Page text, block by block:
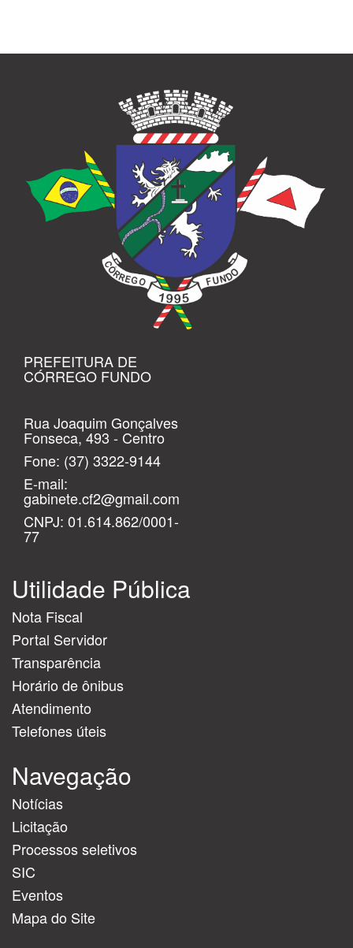
PREFEITURA DE
CÓRREGO FUNDO
Rua Joaquim Gonçalves
Fonseca, 493 - Centro
Fone: (37) 3322-9144
E-mail:
gabinete.cf2@gmail.com
CNPJ: 01.614.862/0001-
77
Utilidade Pública
Nota Fiscal
Portal Servidor
Transparência
Horário de ônibus
Atendimento
Telefones úteis
Navegação
Notícias
Licitação
Processos seletivos
SIC
Eventos
Mapa do Site